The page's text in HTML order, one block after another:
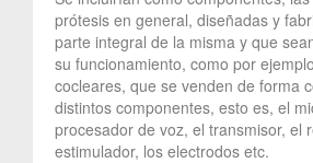
prótesis en general, diseñadas y
parte integral de la misma y que
su funcionamiento, como por
cocleares, que se venden de forma
distintos componentes, esto es, el
procesador de voz, el transmisor, el
estimulador, los electrodos etc.